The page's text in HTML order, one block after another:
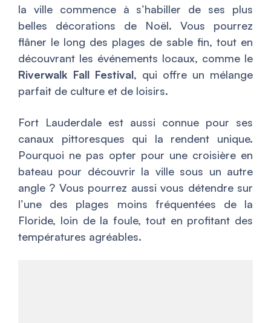
la ville commence à s’habiller de ses plus
belles décorations de Noël. Vous pourrez
flâner le long des plages de sable fin, tout en
découvrant les événements locaux, comme le
Riverwalk Fall Festival, qui offre un mélange
parfait de culture et de loisirs.
Fort Lauderdale est aussi connue pour ses
canaux pittoresques qui la rendent unique.
Pourquoi ne pas opter pour une croisière en
bateau pour découvrir la ville sous un autre
angle ? Vous pourrez aussi vous détendre sur
l’une des plages moins fréquentées de la
Floride, loin de la foule, tout en profitant des
températures agréables.